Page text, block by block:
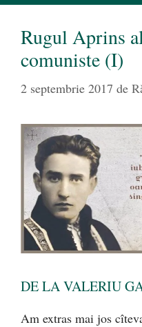
Rugul Aprins
comuniste (I)
2 septembrie 2017 de
DE LA VALERIU
Am extras mai jos